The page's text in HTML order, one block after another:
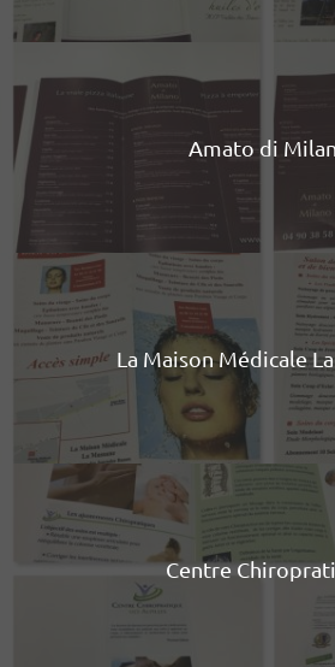
Amato di
La Maison Médicale
Centre